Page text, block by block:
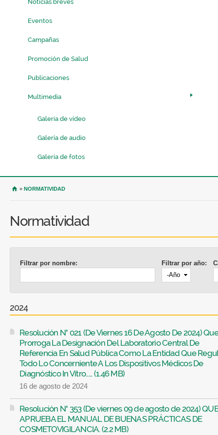
Noticias breves
Eventos
Campañas
Promoción de Salud
Publicaciones
Multimedia
Galería de vídeo
Galería de audio
Galería de fotos
USTED SE ENCUENTRA AQUÍ
» NORMATIVIDAD
Normatividad
Filtrar por nombre:
Filtrar por año:
Año
2024
Resolución N° 021 (De Viernes 16 De Agosto De 2024) Que
Prorroga La Designación Del Laboratorio Central De
Referencia En Salud Pública Como La Entidad Que
Todo Lo Concerniente A Los Dispositivos Médicos De
Diagnóstico In Vítro...... (1.46 MB)
16 de agosto de 2024
Resolución N° 353 (De viernes 09 de agosto de 2024) QUE
APRUEBA EL MANUAL DE BUENAS PRÁCTICAS DE
COSMETOVIGILANCIA. (2.2 MB)